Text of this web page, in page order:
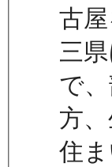
古
三
で
方
住